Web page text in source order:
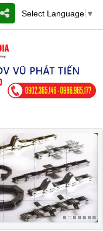
Select Language ▼